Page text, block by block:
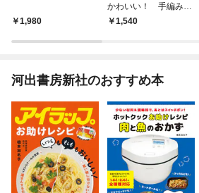
1,980
かわいい！ 手編みの
かんたん くつ下
1,540
河出書房新社のおすすめ本